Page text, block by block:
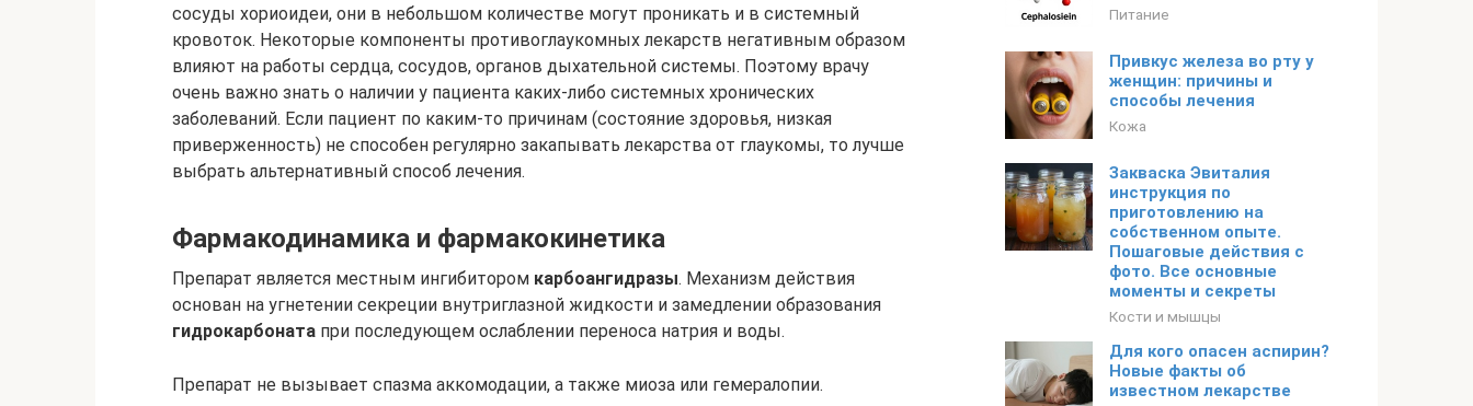
сосуды хориоидеи, они в небольшом количестве могут проникать и в системный
кровоток. Некоторые компоненты противоглаукомных лекарств негативным образом
влияют на работы сердца, сосудов, органов дыхательной системы. Поэтому врачу
очень важно знать о наличии у пациента каких-либо системных хронических
заболеваний. Если пациент по каким-то причинам (состояние здоровья, низкая
приверженность) не способен регулярно закапывать лекарства от глаукомы, то лучше
выбрать альтернативный способ лечения.
Фармакодинамика и фармакокинетика
Препарат является местным ингибитором карбоангидразы. Механизм действия
основан на угнетении секреции внутриглазной жидкости и замедлении образования
гидрокарбоната при последующем ослаблении переноса натрия и воды.
Препарат не вызывает спазма аккомодации, а также миоза или гемералопии.
Питание
Привкус железа во рту у
женщин: причины и
способы лечения
Кожа
Закваска Эвиталия
инструкция по
приготовлению на
собственном опыте.
Пошаговые действия с
фото. Все основные
моменты и секреты
Кости и мышцы
Для кого опасен аспирин?
Новые факты об
известном лекарстве